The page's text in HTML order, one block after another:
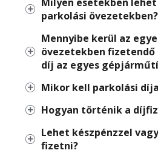
parkolási övezetekben?
Mennyibe kerül az
övezetekben
díj az egyes
Mikor kell parkolási
Hogyan történik a
Lehet készpénzzel
fizetni?